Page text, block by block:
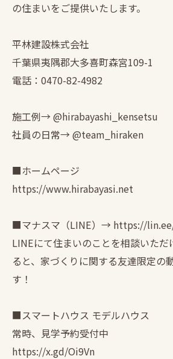
の住まいをご提供いたします。
平林建設株式会社
千葉県夷隅郡大多喜町森宮109-1
電話：0470-82-4982
施工例→ @hirabayashi_kensetsu
社員の日常→ @team_hiraken
■ホームページ
https://www.hirabayasi.net
■マナスマ（LINE）→ https://lin.ee/
LINEにて住まいのことを相談いただ
ると、家づくりに関する友達限定の
す！
■スマートハウス モデルハウス
常時、見学予約受付中
https://x.gd/Oi9Vn